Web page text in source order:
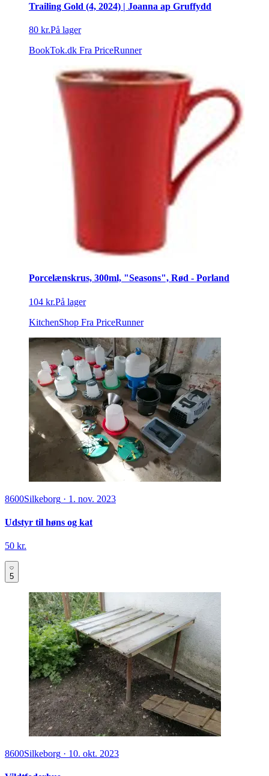
Trailing Gold (4, 2024) | Joanna ap Gruffydd
80 kr.På lager
BookTok.dk Fra PriceRunner
Porcelænskrus, 300ml, "Seasons", Rød - Porland
104 kr.På lager
KitchenShop Fra PriceRunner
8600Silkeborg · 1. nov. 2023
Udstyr til høns og kat
50 kr.
5
8600Silkeborg · 10. okt. 2023